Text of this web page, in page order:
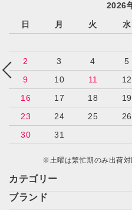
カテゴリー
ブランド
2026
日
月 火 水
2
3 4 5
9
10 11 12
16
17 18 19
23
24 25 26
30
31
※土曜は繁忙期のみ出荷対